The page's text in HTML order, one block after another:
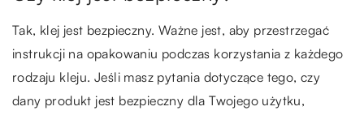
Tak, klej jest bezpieczny. Ważne jest, aby przestrzegać
instrukcji na opakowaniu podczas korzystania z każdego
rodzaju kleju. Jeśli masz pytania dotyczące tego, czy
dany produkt jest bezpieczny dla Twojego użytku,